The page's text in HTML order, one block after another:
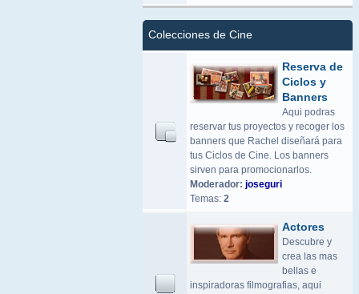
Colecciones de Cine
Reserva de
Ciclos y
Banners
Aqui podras
reservar tus proyectos y recoger los
banners que Rachel diseñará para
tus Ciclos de Cine. Los banners
sirven para promocionarlos.
Moderador: joseguri
Temas: 2
Actores
Descubre y
crea las mas
bellas e
inspiradoras filmografias, aqui